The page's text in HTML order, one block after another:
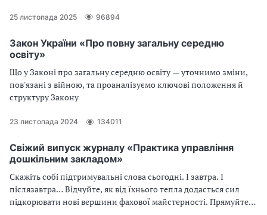
25 листопада 2025 96894
Закон України «Про повну загальну середню
освіту»
Що у Законі про загальну середню освіту — уточнимо зміни,
пов'язані з війною, та проаналізуємо ключові положення й
структуру Закону
23 листопада 2024 134011
Свіжий випуск журналу «Практика управління
дошкільним закладом»
Скажіть собі підтримувальні слова сьогодні. І завтра. І
післязавтра… Відчуйте, як від їхнього тепла додасться сил
підкорювати нові вершини фахової майстерності. Прямуйте